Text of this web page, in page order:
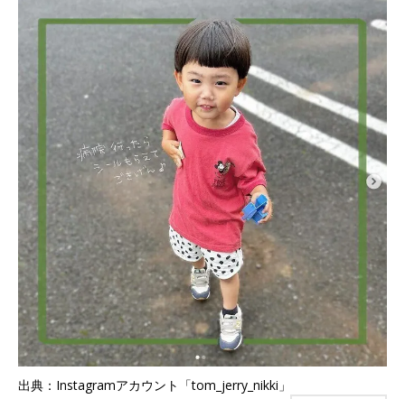
出典：Instagramアカウント「tom_jerry_nikki」